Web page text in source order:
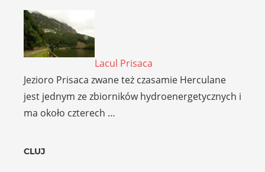
Lacul Prisaca
Jezioro Prisaca zwane też czasamie Herculane
jest jednym ze zbiorników hydroenergetycznych i
ma około czterech …
CLUJ